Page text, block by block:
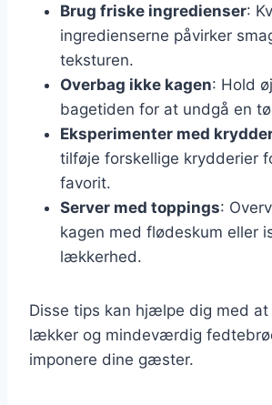
Brug friske ingredienser:
ingredienserne påvirker
teksturen.
Overbag ikke kagen: Hold
bagetiden for at undgå en
Eksperimenter med
tilføje forskellige krydderier
favorit.
Server med toppings:
kagen med flødeskum eller
lækkerhed.
Disse tips kan hjælpe dig med at
lækker og mindeværdig
imponere dine gæster.